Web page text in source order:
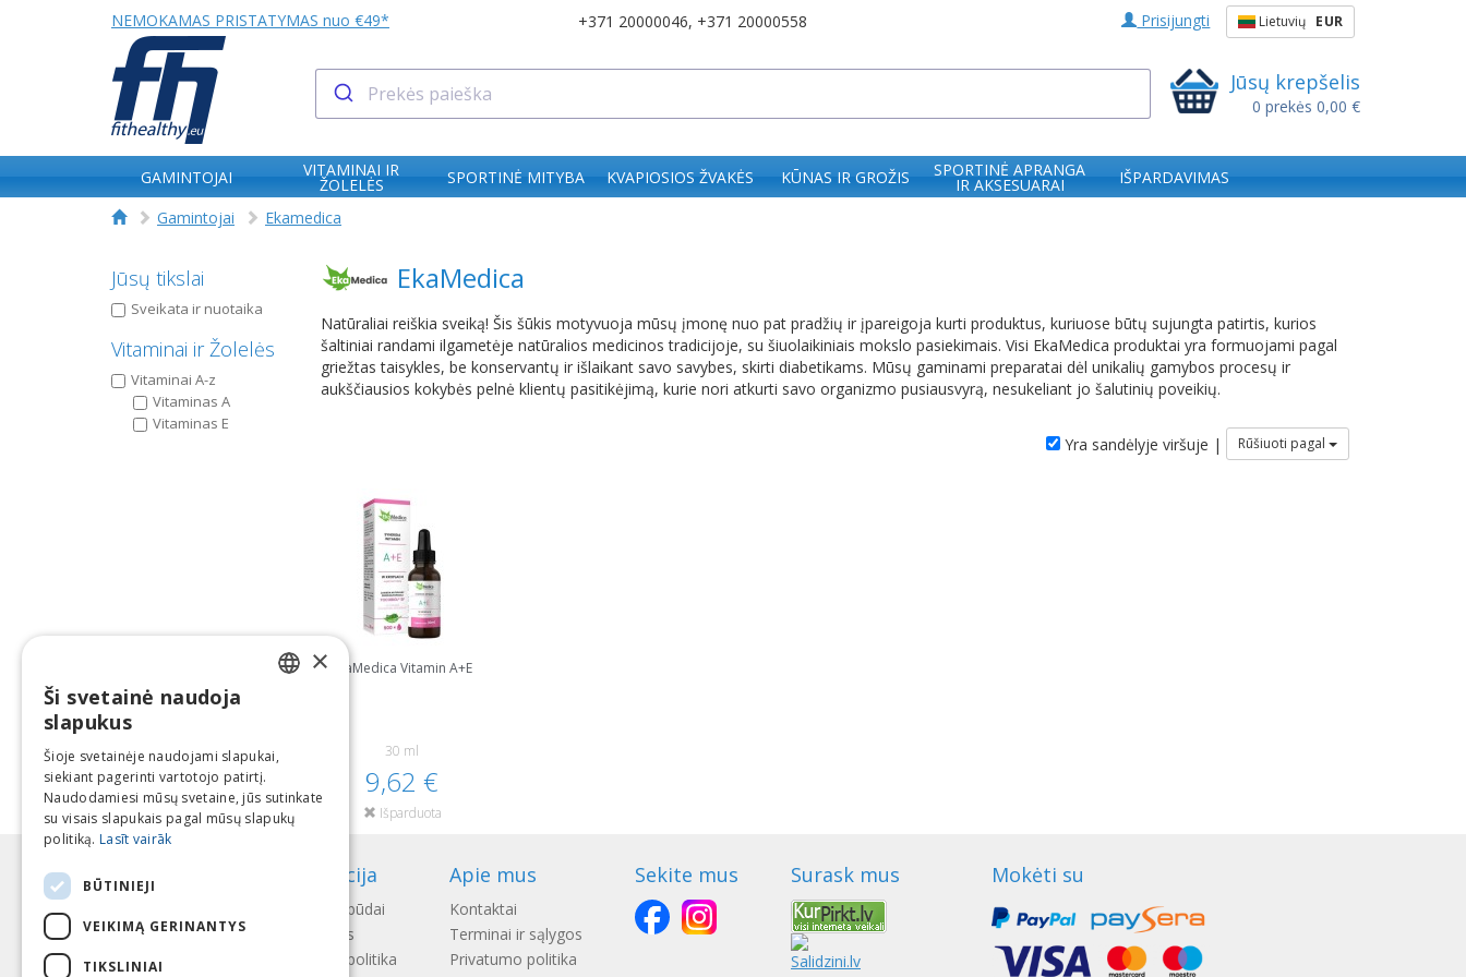
NEMOKAMAS PRISTATYMAS nuo €49* +371 20000046, +371 20000558 Prisijungti Lietuvių EUR
Jūsų krepšelis
0 prekės 0,00 €
GAMINTOJAI VITAMINAI IR
ŽOLELĖS SPORTINĖ MITYBA KVAPIOSIOS ŽVAKĖS KŪNAS IR GROŽIS SPORTINĖ APRANGA
IR AKSESUARAI
IŠPARDAVIMAS
Gamintojai
Ekamedica
Jūsų tikslai
Sveikata ir nuotaika
Vitaminai ir Žolelės
Vitaminai A-z
Vitaminas A
Vitaminas E
EkaMedica
Natūraliai reiškia sveiką! Šis šūkis motyvuoja mūsų įmonę nuo pat pradžių ir įpareigoja kurti produktus, kuriuose būtų sujungta patirtis, kurios
šaltiniai randami ilgametėje natūralios medicinos tradicijoje, su šiuolaikiniais mokslo pasiekimais. Visi EkaMedica produktai yra formuojami pagal
griežtas taisykles, be konservantų ir išlaikant savo savybes, skirti diabetikams. Mūsų gaminami preparatai dėl unikalių gamybos procesų ir
aukščiausios kokybės pelnė klientų pasitikėjimą, kurie nori atkurti savo organizmo pusiausvyrą, nesukeliant jo šalutinių poveikių.
Yra sandėlyje viršuje | Rūšiuoti pagal
EkaMedica Vitamin A+E
30 ml
9,62 €
Išparduota
Informacija
Mokėjimo būdai
Pristatymas
Gražinimo politika
Apie mus
Kontaktai
Terminai ir sąlygos
Privatumo politika
Sekite mus Surask mus Mokėti su
LITHUANIAN
ESTONIAN
×
Ši svetainė naudoja
slapukus
Šioje svetainėje naudojami slapukai,
siekiant pagerinti vartotojo patirtį.
Naudodamiesi mūsų svetaine, jūs sutinkate
su visais slapukais pagal mūsų slapukų
politiką. Lasīt vairāk
BŪTINIEJI
VEIKIMĄ GERINANTYS
TIKSLINIAI